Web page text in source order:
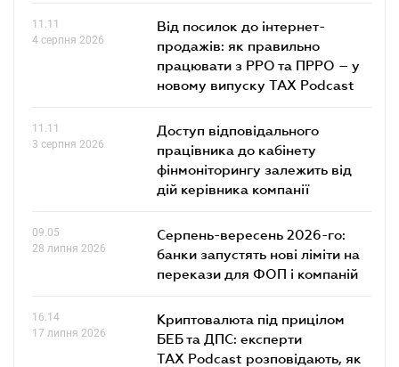
11.11
4 серпня 2026
Від посилок до інтернет-
продажів: як правильно
працювати з РРО та ПРРО – у
новому випуску TAX Podcast
11.11
3 серпня 2026
Доступ відповідального
працівника до кабінету
фінмоніторингу залежить від
дій керівника компанії
09.05
28 липня 2026
Серпень-вересень 2026-го:
банки запустять нові ліміти на
перекази для ФОП і компаній
16.14
17 липня 2026
Криптовалюта під прицілом
БЕБ та ДПС: експерти
TAX Podcast розповідають, як